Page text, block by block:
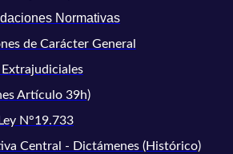
Normativas
de Carácter General
Artículo 39h)
N°19.733
Central - Dictámenes (Histórico)